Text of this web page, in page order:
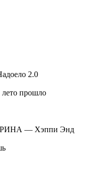
2.0
прошло
— Хэппи Энд